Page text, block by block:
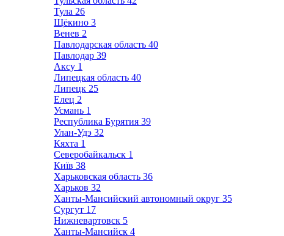
Тула 26
Щёкино 3
Венев 2
Павлодарская область 40
Павлодар 39
Аксу 1
Липецкая область 40
Липецк 25
Елец 2
Усмань 1
Республика Бурятия 39
Улан-Удэ 32
Кяхта 1
Северобайкальск 1
Київ 38
Харьковская область 36
Харьков 32
Ханты-Мансийский автономный округ 35
Сургут 17
Нижневартовск 5
Ханты-Мансийск 4